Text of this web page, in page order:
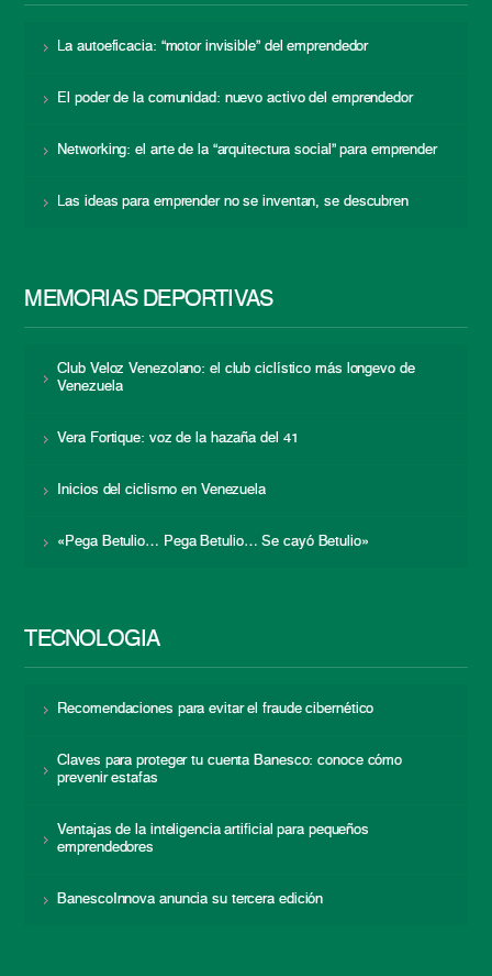
La autoeficacia: “motor invisible” del emprendedor
El poder de la comunidad: nuevo activo del emprendedor
Networking: el arte de la “arquitectura social” para emprender
Las ideas para emprender no se inventan, se descubren
MEMORIAS DEPORTIVAS
Club Veloz Venezolano: el club ciclístico más longevo de
Venezuela
Vera Fortique: voz de la hazaña del 41
Inicios del ciclismo en Venezuela
«Pega Betulio… Pega Betulio… Se cayó Betulio»
TECNOLOGÍA
Recomendaciones para evitar el fraude cibernético
Claves para proteger tu cuenta Banesco: conoce cómo
prevenir estafas
Ventajas de la inteligencia artificial para pequeños
emprendedores
BanescoInnova anuncia su tercera edición